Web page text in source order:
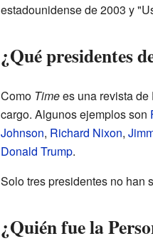
estadounidense de 2003 y
¿Qué presidentes
Como Timees una revista de
cargo. Algunos ejemplos son
Johnson, Richard Nixon,
Donald Trump.
Solo tres presidentes no han
¿Quién fue la